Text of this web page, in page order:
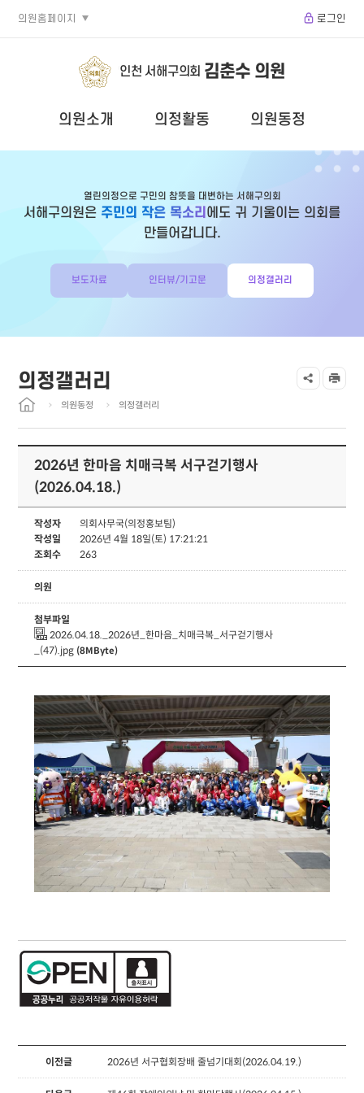
의원홈페이지 로그인
인천 서해구의회 김춘수 의원
의원소개 의정활동 의원동정
열린의정으로 구민의 참뜻을 대변하는 서해구의회
서해구의원은 주민의 작은 목소리 에도 귀 기울이는 의회를
만들어갑니다.
보도자료 인터뷰/기고문 의정갤러리
의정갤러리
의원동정 의정갤러리
2026년 한마음 치매극복 서구걷기행사
(2026.04.18.)
작성자
의회사무국(의정홍보팀)
작성일
2026년 4월 18일(토) 17:21:21
조회수
263
의원
첨부파일
2026.04.18._2026년_한마음_치매극복_서구걷기행사
_(47).jpg (8MByte)
이전글 2026년 서구협회장배 줄넘기대회(2026.04.19.)